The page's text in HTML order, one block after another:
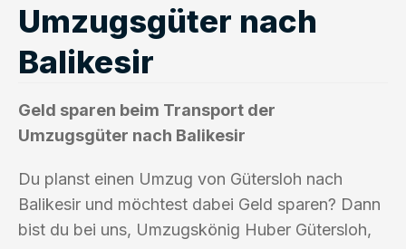
Umzugsgüter nach
Balikesir
Geld sparen beim Transport der
Umzugsgüter nach Balikesir
Du planst einen Umzug von Gütersloh nach
Balikesir und möchtest dabei Geld sparen? Dann
bist du bei uns, Umzugskönig Huber Gütersloh,